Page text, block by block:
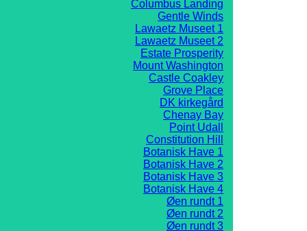
Columbus Landing
Gentle Winds
Lawaetz Museet 1
Lawaetz Museet 2
Estate Prosperity
Mount Washington
Castle Coakley
Grove Place
DK kirkegård
Chenay Bay
Point Udall
Constitution Hill
Botanisk Have 1
Botanisk Have 2
Botanisk Have 3
Botanisk Have 4
Øen rundt 1
Øen rundt 2
Øen rundt 3